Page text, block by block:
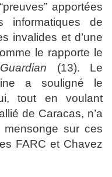
apportées
informatiques de
invalides et d’une
le rapporte le
(13). Le
a souligné le
tout en voulant
de Caracas, n’a
sur ces
FARC et Chavez